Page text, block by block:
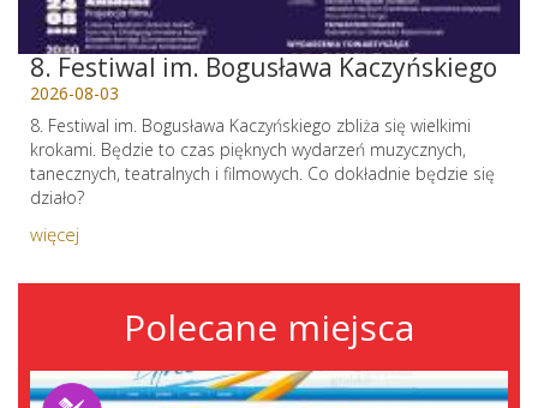
8. Festiwal im. Bogusława Kaczyńskiego
2026-08-03
8. Festiwal im. Bogusława Kaczyńskiego zbliża się wielkimi
krokami. Będzie to czas pięknych wydarzeń muzycznych,
tanecznych, teatralnych i filmowych. Co dokładnie będzie się
działo?
więcej
Polecane miejsca